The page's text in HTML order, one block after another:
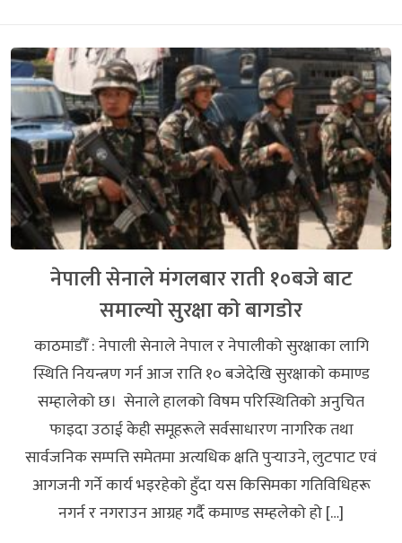
नेपाली सेनाले मंगलबार राती १०बजे बाट
समाल्याे सुरक्षा काे बागडाेर
काठमाडौँ : नेपाली सेनाले नेपाल र नेपालीको सुरक्षाका लागि
स्थिति नियन्त्रण गर्न आज राति १० बजेदेखि सुरक्षाको कमाण्ड
सम्हालेको छ। सेनाले हालको विषम परिस्थितिको अनुचित
फाइदा उठाई केही समूहरूले सर्वसाधारण नागरिक तथा
सार्वजनिक सम्पत्ति समेतमा अत्यधिक क्षति पुर्‍याउने, लुटपाट एवं
आगजनी गर्ने कार्य भइरहेको हुँदा यस किसिमका गतिविधिहरू
नगर्न र नगराउन आग्रह गर्दै कमाण्ड सम्हलेको हो […]